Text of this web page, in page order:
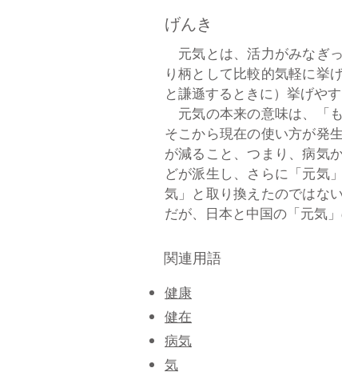
げんき
元気とは、活力がみなぎ
り柄として比較的気軽に挙
と謙遜するときに）挙げや
元気の本来の意味は、「
そこから現在の使い方が発
が減ること、つまり、病気
どが派生し、さらに「元気
気」と取り換えたのではな
だが、日本と中国の「元気
関連用語
健康
健在
病気
気